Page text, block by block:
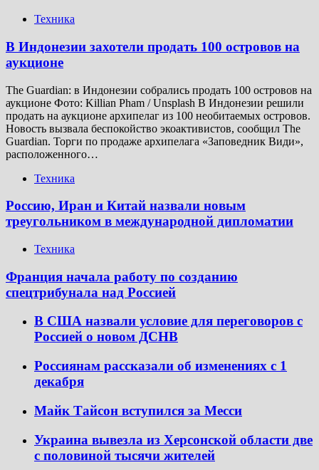
Техника
В Индонезии захотели продать 100 островов на
аукционе
The Guardian: в Индонезии собрались продать 100 островов на
аукционе Фото: Killian Pham / Unsplash В Индонезии решили
продать на аукционе архипелаг из 100 необитаемых островов.
Новость вызвала беспокойство экоактивистов, сообщил The
Guardian. Торги по продаже архипелага «Заповедник Види»,
расположенного…
Техника
Россию, Иран и Китай назвали новым
треугольником в международной дипломатии
Техника
Франция начала работу по созданию
спецтрибунала над Россией
В США назвали условие для переговоров с
Россией о новом ДСНВ
Россиянам рассказали об изменениях с 1
декабря
Майк Тайсон вступился за Месси
Украина вывезла из Херсонской области две
с половиной тысячи жителей